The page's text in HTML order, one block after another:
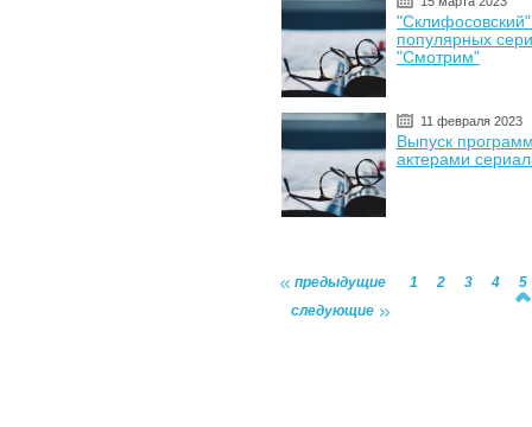
популярных
"Смотрим"
11 февраля 2023
Выпуск
актерами
предыдущие 1 2 3 4
5
следующие